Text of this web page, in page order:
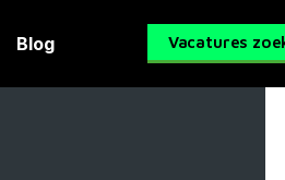
Blog Vacatures